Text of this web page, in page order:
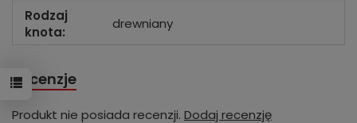
Rodzaj
knota:
drewniany
Recenzje
Produkt nie posiada recenzji. Dodaj recenzję